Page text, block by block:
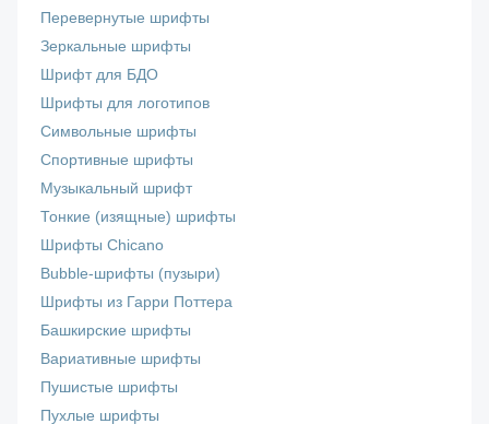
Перевернутые шрифты
Зеркальные шрифты
Шрифт для БДО
Шрифты для логотипов
Символьные шрифты
Спортивные шрифты
Музыкальный шрифт
Тонкие (изящные) шрифты
Шрифты Chicano
Bubble-шрифты (пузыри)
Шрифты из Гарри Поттера
Башкирские шрифты
Вариативные шрифты
Пушистые шрифты
Пухлые шрифты